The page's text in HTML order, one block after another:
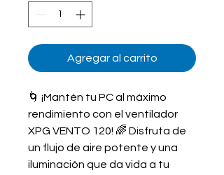
Agregar al carrito
🌀 ¡Mantén tu PC al máximo
rendimiento con el ventilador
XPG VENTO 120! 🌈 Disfruta de
un flujo de aire potente y una
iluminación que da vida a tu